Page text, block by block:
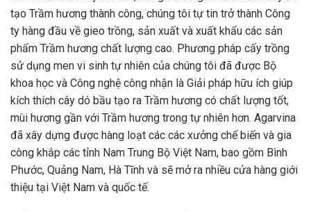
tạo Trầm hương thành công, chúng tôi tự tin trở thành Công
ty hàng đầu về gieo trồng, sản xuất và xuất khẩu các sản
phẩm Trầm hương chất lượng cao. Phương pháp cấy trồng
sử dụng men vi sinh tự nhiên của chúng tôi đã được Bộ
khoa học và Công nghệ công nhận là Giải pháp hữu ích giúp
kích thích cây dó bầu tạo ra Trầm hương có chất lượng tốt,
mùi hương gần với Trầm hương trong tự nhiên hơn. Agarvina
đã xây dựng được hàng loạt các các xưởng chế biến và gia
công khắp các tỉnh Nam Trung Bộ Việt Nam, bao gồm Bình
Phước, Quảng Nam, Hà Tĩnh và sẽ mở ra nhiều cửa hàng giới
thiệu tại Việt Nam và quốc tế.